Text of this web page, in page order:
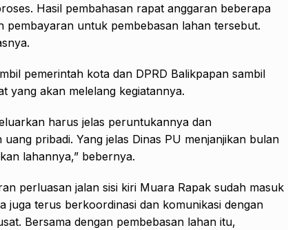
Hasil pembahasan rapat anggaran beberapa
pembayaran untuk pembebasan lahan tersebut.
pemerintah kota dan DPRD Balikpapan sambil
yang akan melelang kegiatannya.
harus jelas peruntukannya dan
pribadi. Yang jelas Dinas PU menjanjikan bulan
lahannya,” bebernya.
perluasan jalan sisi kiri Muara Rapak sudah masuk
juga terus berkoordinasi dan komunikasi dengan
Bersama dengan pembebasan lahan itu,